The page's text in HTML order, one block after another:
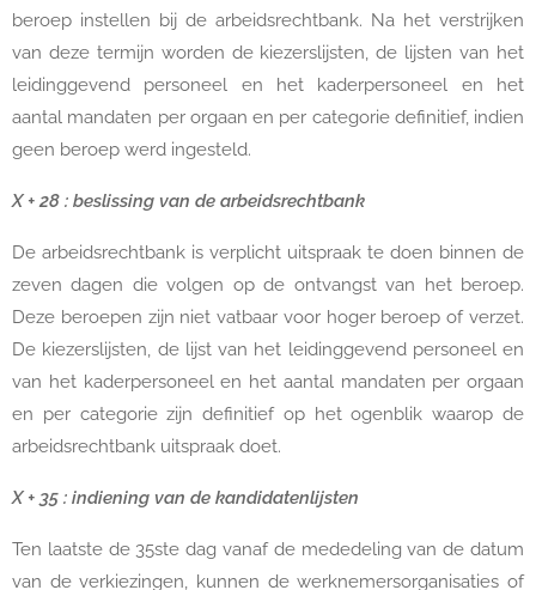
beroep instellen bij de arbeidsrechtbank. Na het verstrijken
van deze termijn worden de kiezerslijsten, de lijsten van het
leidinggevend personeel en het kaderpersoneel en het
aantal mandaten per orgaan en per categorie definitief, indien
geen beroep werd ingesteld.
X + 28 : beslissing van de arbeidsrechtbank
De arbeidsrechtbank is verplicht uitspraak te doen binnen de
zeven dagen die volgen op de ontvangst van het beroep.
Deze beroepen zijn niet vatbaar voor hoger beroep of verzet.
De kiezerslijsten, de lijst van het leidinggevend personeel en
van het kaderpersoneel en het aantal mandaten per orgaan
en per categorie zijn definitief op het ogenblik waarop de
arbeidsrechtbank uitspraak doet.
X + 35 : indiening van de kandidatenlijsten
Ten laatste de 35ste dag vanaf de mededeling van de datum
van de verkiezingen, kunnen de werknemersorganisaties of